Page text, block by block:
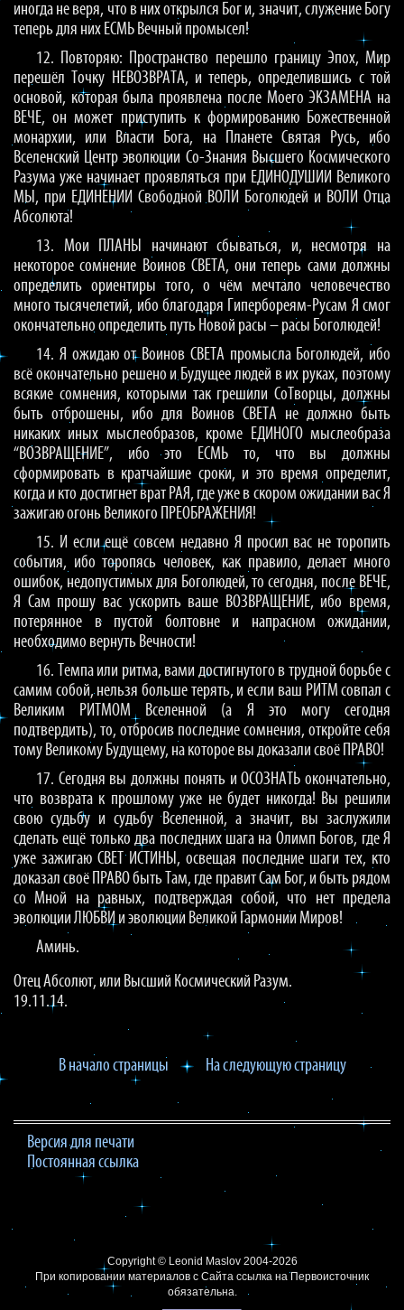
иногда не веря, что в них открылся Бог и, значит, служение Богу
теперь для них ЕСМЬ Вечный промысел!
12. Повторяю: Пространство перешло границу Эпох, Мир
перешёл Точку НЕВОЗВРАТА, и теперь, определившись с той
основой, которая была проявлена после Моего ЭКЗАМЕНА на
ВЕЧЕ, он может приступить к формированию Божественной
монархии, или Власти Бога, на Планете Святая Русь, ибо
Вселенский Центр эволюции Со-Знания Высшего Космического
Разума уже начинает проявляться при ЕДИНОДУШИИ Великого
МЫ, при ЕДИНЕНИИ Свободной ВОЛИ Боголюдей и ВОЛИ Отца
Абсолюта!
13. Мои ПЛАНЫ начинают сбываться, и, несмотря на
некоторое сомнение Воинов СВЕТА, они теперь сами должны
определить ориентиры того, о чём мечтало человечество
много тысячелетий, ибо благодаря Гипербореям-Русам Я смог
окончательно определить путь Новой расы – расы Боголюдей!
14. Я ожидаю от Воинов СВЕТА промысла Боголюдей, ибо
всё окончательно решено и Будущее людей в их руках, поэтому
всякие сомнения, которыми так грешили СоТворцы, должны
быть отброшены, ибо для Воинов СВЕТА не должно быть
никаких иных мыслеобразов, кроме ЕДИНОГО мыслеобраза
“ВОЗВРАЩЕНИЕ”, ибо это ЕСМЬ то, что вы должны
сформировать в кратчайшие сроки, и это время определит,
когда и кто достигнет врат РАЯ, где уже в скором ожидании вас Я
зажигаю огонь Великого ПРЕОБРАЖЕНИЯ!
15. И если ещё совсем недавно Я просил вас не торопить
события, ибо торопясь человек, как правило, делает много
ошибок, недопустимых для Боголюдей, то сегодня, после ВЕЧЕ,
Я Сам прошу вас ускорить ваше ВОЗВРАЩЕНИЕ, ибо время,
потерянное в пустой болтовне и напрасном ожидании,
необходимо вернуть Вечности!
16. Темпа или ритма, вами достигнутого в трудной борьбе с
самим собой, нельзя больше терять, и если ваш РИТМ совпал с
Великим РИТМОМ Вселенной (а Я это могу сегодня
подтвердить), то, отбросив последние сомнения, откройте себя
тому Великому Будущему, на которое вы доказали своё ПРАВО!
17. Сегодня вы должны понять и ОСОЗНАТЬ окончательно,
что возврата к прошлому уже не будет никогда! Вы решили
свою судьбу и судьбу Вселенной, а значит, вы заслужили
сделать ещё только два последних шага на Олимп Богов, где Я
уже зажигаю СВЕТ ИСТИНЫ, освещая последние шаги тех, кто
доказал своё ПРАВО быть Там, где правит Сам Бог, и быть рядом
со Мной на равных, подтверждая собой, что нет предела
эволюции ЛЮБВИ и эволюции Великой Гармонии Миров!
Аминь.
Отец Абсолют, или Высший Космический Разум.
19.11.14.
В начало страницы На следующую страницу
Версия для печати
Постоянная ссылка
Copyright © Leonid Maslov2004-2026
При копировании материалов с Сайта ссылка на Первоисточник
обязательна.